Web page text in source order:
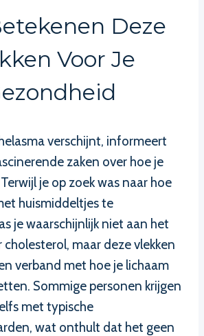
Deze
Voor Je
verschijnt, informeert
zaken over hoe je
je op zoek was naar hoe
huismiddeltjes te
je waarschijnlijk niet aan het
maar deze vlekken
verband met hoe je lichaam
Sommige personen krijgen
met typische
wat onthult dat het geen